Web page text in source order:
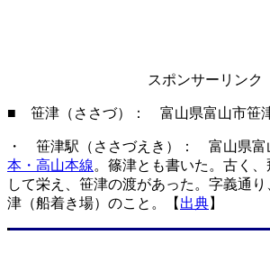
スポンサーリンク
■ 笹津（ささづ）： 富山県富山市笹
・ 笹津駅（ささづえき）： 富山県富
本・高山本線。篠津とも書いた。古く
して栄え、笹津の渡があった。字義通
津（船着き場）のこと。【 出典】